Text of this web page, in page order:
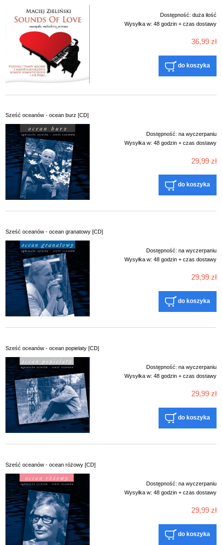
Dostępność: duża ilość
Wysyłka w: 48 godzin + czas dostawy
36,99 zł
do koszyka
Sześć oceanów - ocean burz [CD]
Dostępność: na wyczerpaniu
Wysyłka w: 48 godzin + czas dostawy
29,99 zł
do koszyka
Sześć oceanów - ocean granatowy [CD]
Dostępność: na wyczerpaniu
Wysyłka w: 48 godzin + czas dostawy
29,99 zł
do koszyka
Sześć oceanów - ocean popielaty [CD]
Dostępność: na wyczerpaniu
Wysyłka w: 48 godzin + czas dostawy
29,99 zł
do koszyka
Sześć oceanów - ocean różowy [CD]
Dostępność: na wyczerpaniu
Wysyłka w: 48 godzin + czas dostawy
29,99 zł
do koszyka